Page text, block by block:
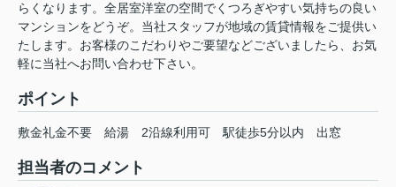
らくなります。全居室洋室の空間でくつろぎやすい気持ちの良い
マンションをどうぞ。当社スタッフが地域の賃貸情報をご提供い
たします。お客様のこだわりやご要望などございましたら、お気
軽に当社へお問い合わせ下さい。
ポイント
敷金礼金不要 給湯 2沿線利用可 駅徒歩5分以内 出窓
担当者のコメント